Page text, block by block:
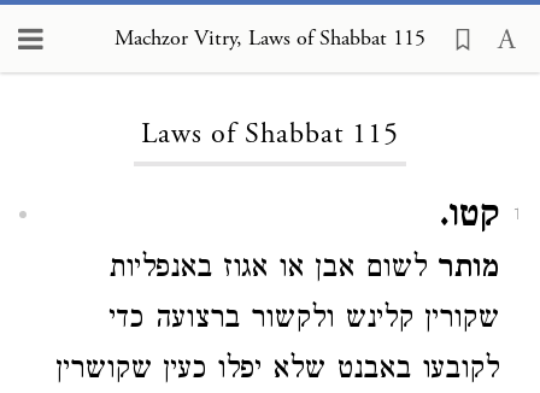
Machzor Vitry, Laws of Shabbat 115
Laws of Shabbat 115
1 קטו.
מותר לשום אבן או אגוז באנפליות
שקורין קלינש ולקשור ברצועה כדי
לקובעו באבנט שלא יפלו כעין שקושרין